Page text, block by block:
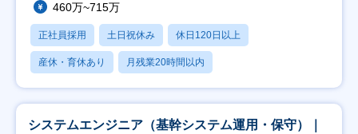
460万~715万
正社員採用 土日祝休み 休日120日以上
産休・育休あり 月残業20時間以内
システムエンジニア（基幹システム運用・保守）｜